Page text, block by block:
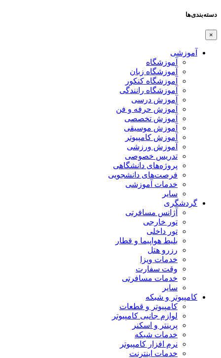
دسته‌بندی‌ها
×
آموزشی
آموزشگاه
آموزشگاه زبان
آموزشگاه کنکور
آموزشگاه رانندگی
آموزش درسی
آموزش حرفه و فن
آموزش تخصصی
آموزش موسیقی
آموزش کامپیوتر
آموزش ورزشی
تدریس خصوصی
پروژه‌های دانشگاهی
فرصت‌های دانشجویی
خدمات آموزشی
سایر
گردشگری
آژانس مسافرتی
تور خارجی
تور داخلی
بلیط هواپیما و قطار
رزرو هتل
خدمات ویزا
وقت سفارت
خدمات مسافرتی
سایر
کامپیوتر و شبکه
کامپیوتر و قطعات
لوازم جانبی کامپیوتر
پرینتر و اسکنر
خدمات شبکه
نرم افزار کامپیوتر
خدمات اینترنت